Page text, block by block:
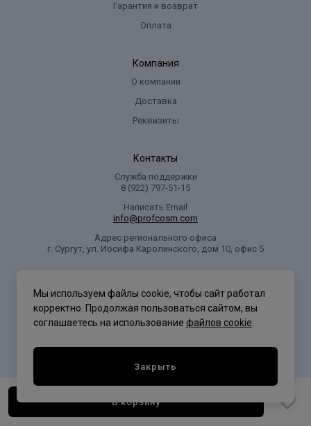
В корзину
Гарантия и возврат
Оплата
Компания
О компании
Доставка
Реквизиты
Контакты
Служба поддержки
8 (922) 797‑51-15
Написать Email
info@profcosm.com
Адрес регионального офиса
г. Сургут, ул. Иосифа Каролинского, дом 10, офис 5
Мы используем файлы cookie, чтобы сайт работал
корректно. Продолжая пользоваться сайтом, вы
соглашаетесь на использование файлов cookie
Закрыть